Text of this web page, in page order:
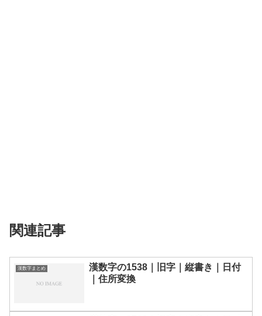
関連記事
漢数字まとめ
漢数字の1538｜旧字｜縦書き｜日付
｜住所変換